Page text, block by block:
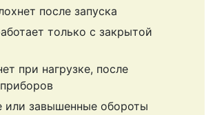
после запуска
только с закрытой
при нагрузке, после
или завышенные обороты